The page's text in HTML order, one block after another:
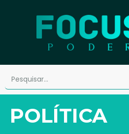
POLÍTICA